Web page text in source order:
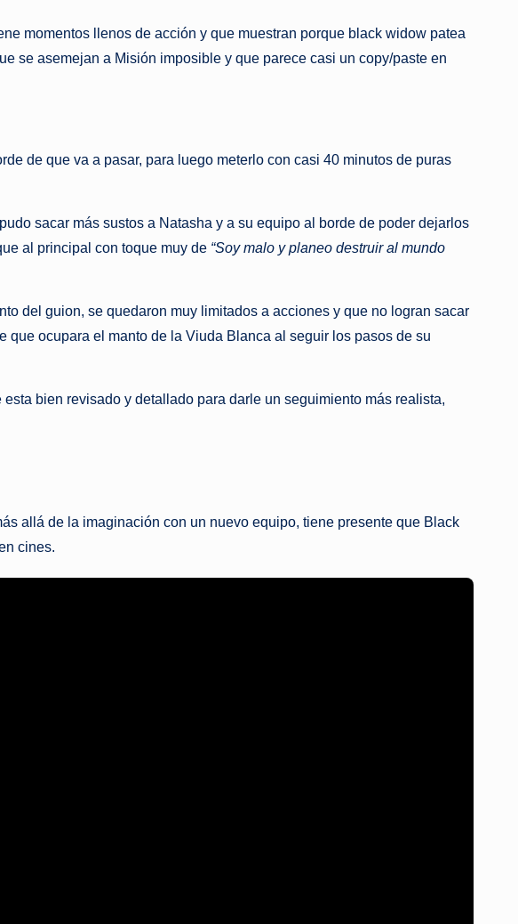
momentos llenos de acción y que muestran porque black widow patea
se asemejan a Misión imposible y que parece casi un copy/paste en
de que va a pasar, para luego meterlo con casi 40 minutos de puras
sacar más sustos a Natasha y a su equipo al borde de poder dejarlos
al principal con toque muy de “Soy malo y planeo destruir al mundo
del guion, se quedaron muy limitados a acciones y que no logran sacar
ocupara el manto de la Viuda Blanca al seguir los pasos de su
bien revisado y detallado para darle un seguimiento más realista,
allá de la imaginación con un nuevo equipo, tiene presente que Black
cines.